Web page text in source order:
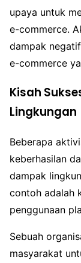
upaya untuk
e-commerce.
dampak
e-commerce
Kisah
Lingkungan
Beberapa
keberhasilan
dampak
contoh adalah
penggunaan
Sebuah
masyarakat